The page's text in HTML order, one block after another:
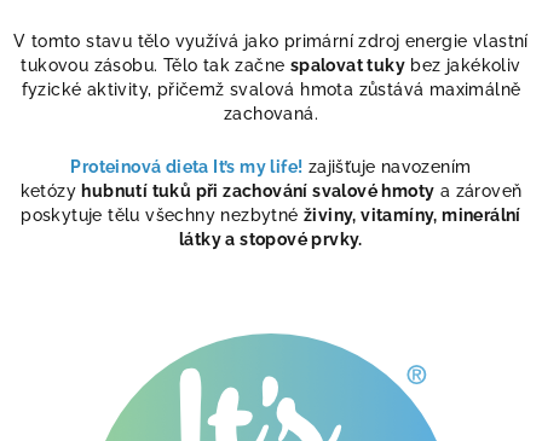
V tomto stavu tělo využívá jako primární zdroj energie vlastní
tukovou zásobu. Tělo tak začne spalovat tuky bez jakékoliv
fyzické aktivity, přičemž svalová hmota zůstává maximálně
zachovaná.
Proteinová dieta It’s my life! zajišťuje navozením
ketózy hubnutí tuků při zachování svalové hmoty a zároveň
poskytuje tělu všechny nezbytné živiny, vitamíny, minerální
látky a stopové prvky.